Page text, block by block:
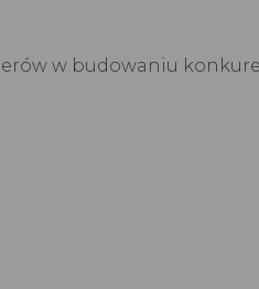
w budowaniu